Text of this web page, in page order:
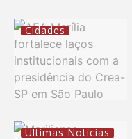
Cidades
Últimas Notícias